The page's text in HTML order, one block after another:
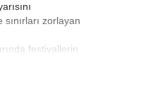
sınırları zorlayan
festivallerin